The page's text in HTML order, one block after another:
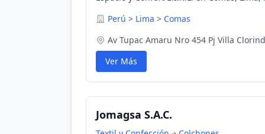
Perú > Lima > Comas
Av Tupac Amaru Nro 454 Pj Villa
Ver Más
Jomagsa S.A.C.